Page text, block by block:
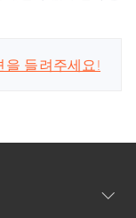
을 들려주세요!